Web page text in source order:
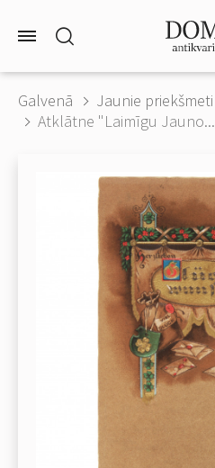
Galvenā
Jaunie priekšmeti
Atklātne "Laimīgu Jauno...